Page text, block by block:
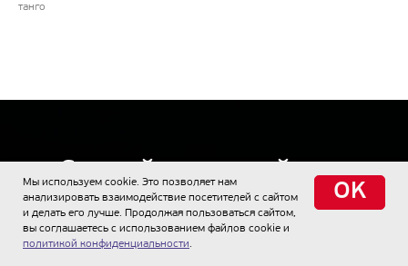
Мы используем cookie. Это позволяет нам
анализировать взаимодействие посетителей с сайтом
и делать его лучше. Продолжая пользоваться сайтом,
вы соглашаетесь с использованием файлов cookie и
политикой конфиденциальности.
OK
танго
Сделайте первый шаг
онлайн